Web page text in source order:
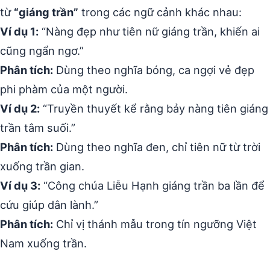
từ “giáng trần” trong các ngữ cảnh khác nhau:
Ví dụ 1: “Nàng đẹp như tiên nữ giáng trần, khiến ai
cũng ngẩn ngơ.”
Phân tích: Dùng theo nghĩa bóng, ca ngợi vẻ đẹp
phi phàm của một người.
Ví dụ 2: “Truyền thuyết kể rằng bảy nàng tiên giáng
trần tắm suối.”
Phân tích: Dùng theo nghĩa đen, chỉ tiên nữ từ trời
xuống trần gian.
Ví dụ 3: “Công chúa Liễu Hạnh giáng trần ba lần để
cứu giúp dân lành.”
Phân tích: Chỉ vị thánh mẫu trong tín ngưỡng Việt
Nam xuống trần.